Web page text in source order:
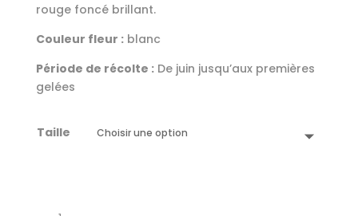
rouge foncé brillant.
Couleur fleur :blanc
Période de récolte :De juin jusqu’aux premières
gelées
Taille